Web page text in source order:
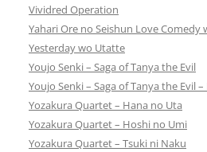
Vividred Operation
Yahari Ore no Seishun Love Comedy
Yesterday wo Utatte
Youjo Senki – Saga of Tanya the Evil
Youjo Senki – Saga of Tanya the Evil
Yozakura Quartet – Hana no Uta
Yozakura Quartet – Hoshi no Umi
Yozakura Quartet – Tsuki ni Naku